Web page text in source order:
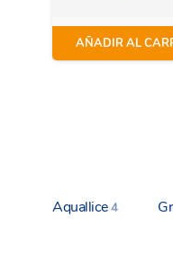
AÑADIR AL
Aquallice4